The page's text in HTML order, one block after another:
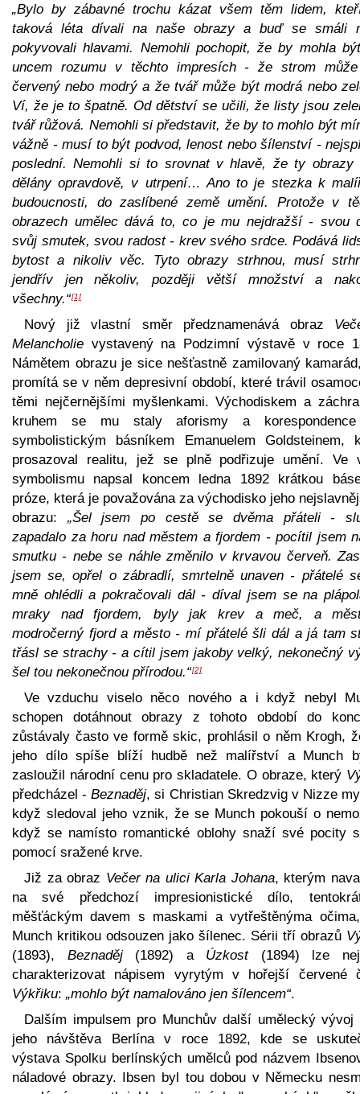
„Bylo by zábavné trochu kázat všem těm lidem,
taková léta dívali na naše obrazy a buď se smáli
pokyvovali hlavami. Nemohli pochopit, že by mohla
uncem rozumu v těchto impresích - že strom
červený nebo modrý a že tvář může být modrá nebo
Ví, že je to špatně. Od dětství se učili, že listy jsou
tvář růžová. Nemohli si představit, že by to mohlo být
vážně - musí to být podvod, lenost nebo šílenství -
poslední. Nemohli si to srovnat v hlavě, že ty obrazy
dělány opravdově, v utrpení… Ano to je stezka k
budoucnosti, do zaslíbené země umění. Protože v
obrazech umělec dává to, co je mu nejdražší - svou
svůj smutek, svou radost - krev svého srdce. Podává
bytost a nikoliv věc. Tyto obrazy strhnou, musí
jendřív jen několiv, později větší množství a
všechny.“[1]
Nový již vlastní směr předznamenává obraz
Melancholie vystavený na Podzimní výstavě v roce
Námětem obrazu je sice nešťastně zamilovaný
promítá se v něm depresivní období, které trávil
těmi nejčernějšími myšlenkami. Východiskem a
kruhem se mu staly aforismy a
symbolistickým básníkem Emanuelem Goldsteinem,
prosazoval realitu, jež se plně podřizuje umění. Ve
symbolismu napsal koncem ledna 1892 krátkou
próze, která je považována za východisko jeho
obrazu: „Šel jsem po cestě se dvěma přáteli -
zapadalo za horu nad městem a fjordem - pocítil jsem
smutku - nebe se náhle změnilo v krvavou červeň.
jsem se, opřel o zábradlí, smrtelně unaven - přátelé
mně ohlédli a pokračovali dál - díval jsem se na
mraky nad fjordem, byly jak krev a meč, a
modročerný fjord a město - mí přátelé šli dál a já tam
třásl se strachy - a cítil jsem jakoby velký, nekonečný
šel tou nekonečnou přírodou.“[2]
Ve vzduchu viselo něco nového a i když nebyl
schopen dotáhnout obrazy z tohoto období do
zůstávaly často ve formě skic, prohlásil o něm Krogh,
jeho dílo spíše blíží hudbě než malířství a Munch
zasloužil národní cenu pro skladatele. O obraze, který
předcházel -Beznaděj, si Christian Skredzvig v Nizze
když sledoval jeho vznik, že se Munch pokouší o
když se namísto romantické oblohy snaží své pocity
pomocí sražené krve.
Již za obraz Večer na ulici Karla Johana, kterým
na své předchozí impresionistické dílo,
měšťáckým davem s maskami a vytřeštěnýma
Munch kritikou odsouzen jako šílenec. Sérii tří obrazů
(1893), Beznaděj(1892) a Úzkost(1894) lze
charakterizovat nápisem vyrytým v hořejší červené
Výkřiku: „mohlo být namalováno jen šílencem“.
Dalším impulsem pro Munchův další umělecký vývoj
jeho návštěva Berlína v roce 1892, kde se
výstava Spolku berlínských umělců pod názvem
náladové obrazy. Ibsen byl tou dobou v Německu